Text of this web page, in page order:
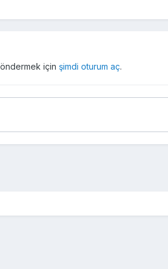
için şimdi oturum aç.